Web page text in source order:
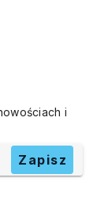
i
Zapisz